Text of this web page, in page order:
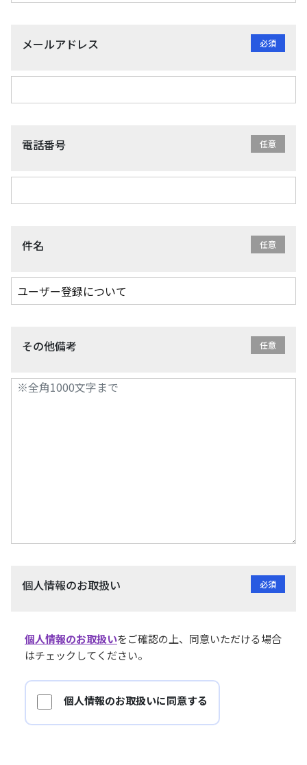
メールアドレス
電話番号
件名
その他備考
個人情報のお取扱い
個人情報のお取扱いをご確認の上、同意いただける場合
はチェックしてください。
個人情報のお取扱いに同意する